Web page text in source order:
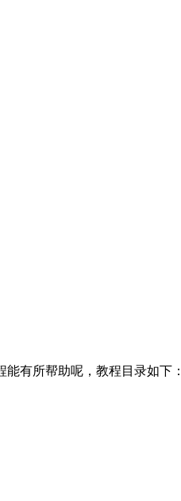
有所帮助呢，教程目录如下：